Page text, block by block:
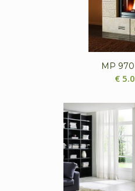
MP
€